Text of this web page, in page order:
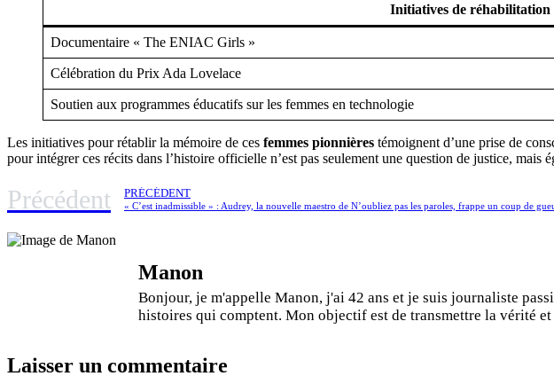
Initiatives de réhabilitation
Documentaire « The ENIAC Girls »
Célébration du Prix Ada Lovelace
Soutien aux programmes éducatifs sur les femmes en technologie
Les initiatives pour rétablir la mémoire de ces femmes pionnières témoignent d’une prise de
pour intégrer ces récits dans l’histoire officielle n’est pas seulement une question de justice,
Précédent PRÉCÉDENT
Manon
Bonjour, je m'appelle Manon, j'ai 42 ans et je suis journaliste
histoires qui comptent. Mon objectif est de transmettre la vérité
Laisser un commentaire